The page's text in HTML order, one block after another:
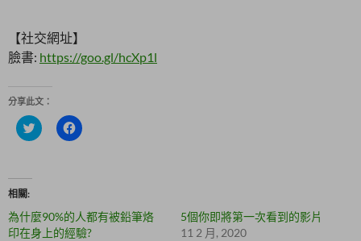
【社交網址】
臉書: https://goo.gl/hcXp1l
分享此文：
分
享
e
r
(
按
一
a
c
e
相關
為什麼90%的人都有被鉛筆烙
印在身上的經驗?
5個你即將第一次看到的影片
11 2 月, 2020